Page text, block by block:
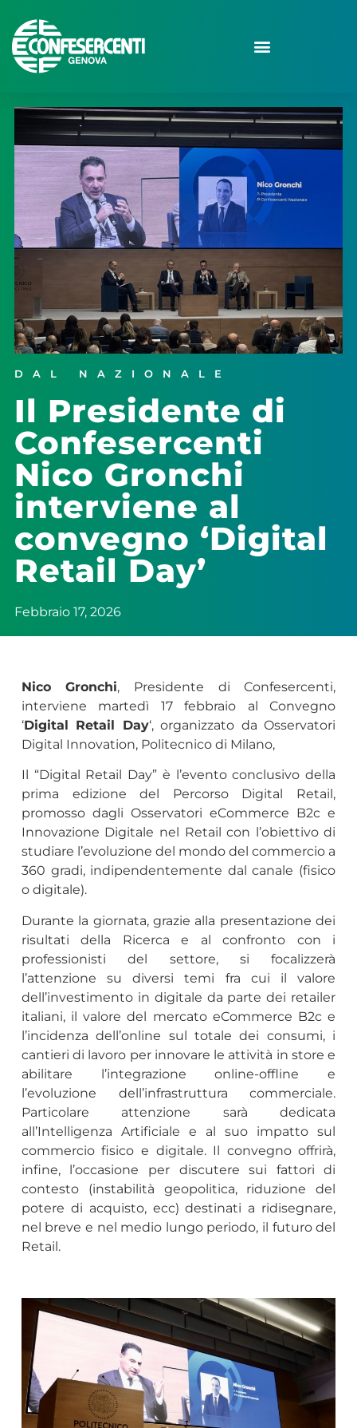
DAL NAZIONALE
Il Presidente di
Confesercenti
Nico Gronchi
interviene al
convegno ‘Digital
Retail Day’
Febbraio 17, 2026
Nico Gronchi, Presidente di Confesercenti,
interviene martedì 17 febbraio al Convegno
‘Digital Retail Day‘, organizzato da Osservatori
Digital Innovation, Politecnico di Milano,
Il “Digital Retail Day” è l’evento conclusivo della
prima edizione del Percorso Digital Retail,
promosso dagli Osservatori eCommerce B2c e
Innovazione Digitale nel Retail con l’obiettivo di
studiare l’evoluzione del mondo del commercio a
360 gradi, indipendentemente dal canale (fisico
o digitale).
Durante la giornata, grazie alla presentazione dei
risultati della Ricerca e al confronto con i
professionisti del settore, si focalizzerà
l’attenzione su diversi temi fra cui il valore
dell’investimento in digitale da parte dei retailer
italiani, il valore del mercato eCommerce B2c e
l’incidenza dell’online sul totale dei consumi, i
cantieri di lavoro per innovare le attività in store e
abilitare l’integrazione online-offline e
l’evoluzione dell’infrastruttura commerciale.
Particolare attenzione sarà dedicata
all’Intelligenza Artificiale e al suo impatto sul
commercio fisico e digitale. Il convegno offrirà,
infine, l’occasione per discutere sui fattori di
contesto (instabilità geopolitica, riduzione del
potere di acquisto, ecc) destinati a ridisegnare,
nel breve e nel medio lungo periodo, il futuro del
Retail.